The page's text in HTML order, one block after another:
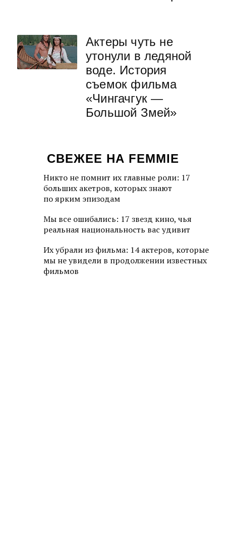
Актеры чуть не
утонули в ледяной
воде. История
съемок фильма
«Чингачгук —
Большой Змей»
СВЕЖЕЕ НА FEMMIE
Никто не помнит их главные роли: 17
больших акетров, которых знают
по ярким эпизодам
Мы все ошибались: 17 звезд кино, чья
реальная национальность вас удивит
Их убрали из фильма: 14 актеров, которые
мы не увидели в продолжении известных
фильмов